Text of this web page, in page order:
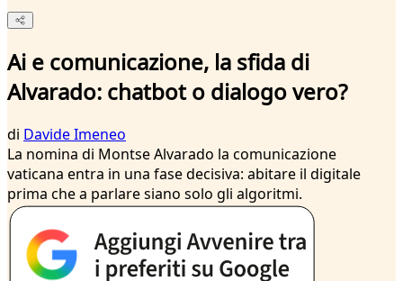
Ai e comunicazione, la sfida di
Alvarado: chatbot o dialogo vero?
di Davide Imeneo
La nomina di Montse Alvarado la comunicazione
vaticana entra in una fase decisiva: abitare il digitale
prima che a parlare siano solo gli algoritmi.